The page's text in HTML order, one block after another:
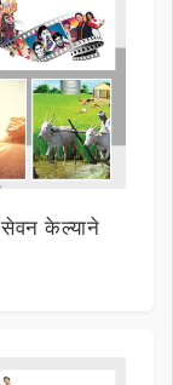
केल्याने